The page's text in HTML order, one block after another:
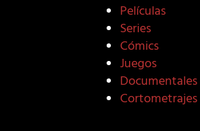
Películas
Series
Cómics
Juegos
Documentales
Cortometrajes